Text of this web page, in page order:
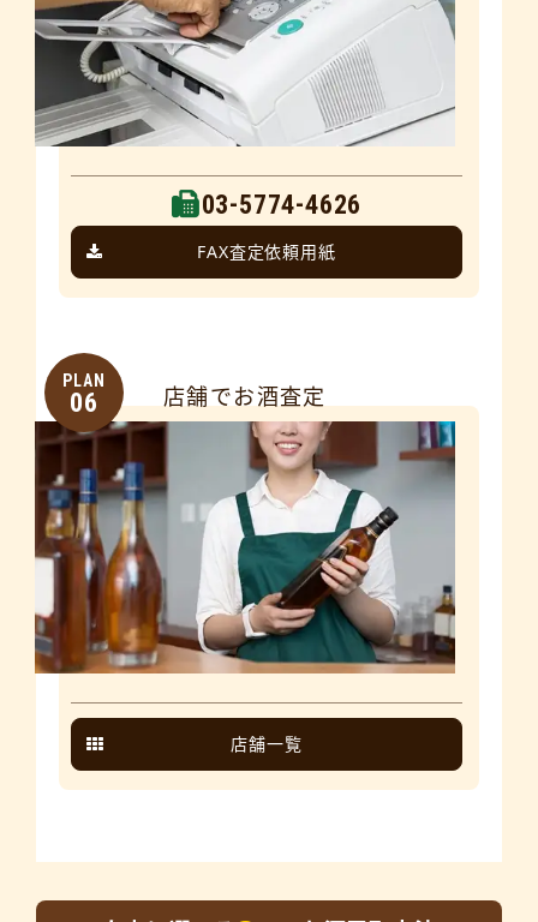
03-5774-4626
FAX査定依頼用紙
PLAN
06 店舗でお酒査定
店舗一覧